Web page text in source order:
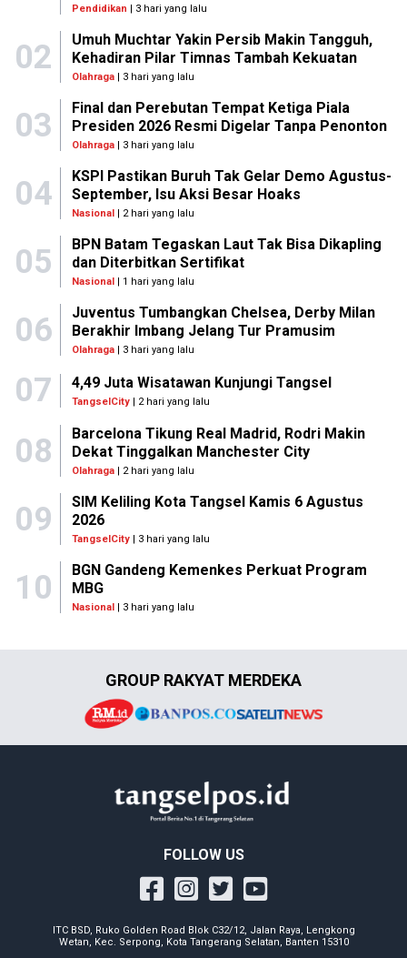
Pendidikan | 3 hari yang lalu
02
Umuh Muchtar Yakin Persib Makin Tangguh,
Kehadiran Pilar Timnas Tambah Kekuatan
Olahraga| 3 hari yang lalu
03
Final dan Perebutan Tempat Ketiga Piala
Presiden 2026 Resmi Digelar Tanpa Penonton
Olahraga| 3 hari yang lalu
04
KSPI Pastikan Buruh Tak Gelar Demo Agustus-
September, Isu Aksi Besar Hoaks
Nasional| 2 hari yang lalu
05
BPN Batam Tegaskan Laut Tak Bisa Dikapling
dan Diterbitkan Sertifikat
Nasional| 1 hari yang lalu
06
Juventus Tumbangkan Chelsea, Derby Milan
Berakhir Imbang Jelang Tur Pramusim
Olahraga| 3 hari yang lalu
07 4,49 Juta Wisatawan Kunjungi Tangsel
TangselCity | 2 hari yang lalu
08
Barcelona Tikung Real Madrid, Rodri Makin
Dekat Tinggalkan Manchester City
Olahraga| 2 hari yang lalu
09
SIM Keliling Kota Tangsel Kamis 6 Agustus
2026
TangselCity| 3 hari yang lalu
10
BGN Gandeng Kemenkes Perkuat Program
MBG
Nasional| 3 hari yang lalu
GROUP RAKYAT MERDEKA
FOLLOW US
ITC BSD, Ruko Golden Road Blok C32/12, Jalan Raya, Lengkong
Wetan, Kec. Serpong, Kota Tangerang Selatan, Banten 15310